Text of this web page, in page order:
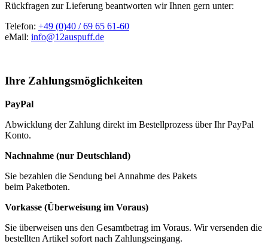
Rückfragen zur Lieferung beantworten wir Ihnen gern unter:
Telefon: +49 (0)40 / 69 65 61-60
eMail: info@12auspuff.de
Ihre Zahlungsmöglichkeiten
PayPal
Abwicklung der Zahlung direkt im Bestellprozess über Ihr PayPal
Konto.
Nachnahme (nur Deutschland)
Sie bezahlen die Sendung bei Annahme des Pakets
beim Paketboten.
Vorkasse (Überweisung im Voraus)
Sie überweisen uns den Gesamtbetrag im Voraus. Wir versenden die
bestellten Artikel sofort nach Zahlungseingang.